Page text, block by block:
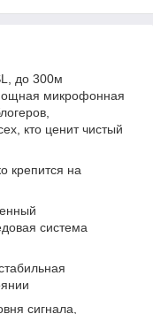
до 300м
микрофонная
кто ценит чистый
крепится на
система
сигнала,